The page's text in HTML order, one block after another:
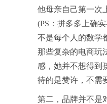
他母亲自己第一次
(PS：拼多多上确
不是每个人的数学
那些复杂的电商玩
感，她并不想得到
待的是赞许，不需
第二，品牌并不是